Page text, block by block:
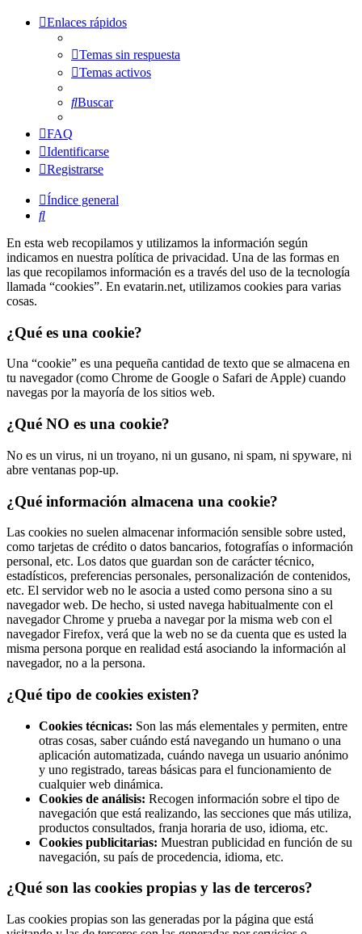
Enlaces rápidos
Temas sin respuesta
Temas activos
Buscar
FAQ
Identificarse
Registrarse
Índice general
Buscar
En esta web recopilamos y utilizamos la información según
indicamos en nuestra política de privacidad. Una de las formas en
las que recopilamos información es a través del uso de la tecnología
llamada “cookies”. En evatarin.net, utilizamos cookies para varias
cosas.
¿Qué es una cookie?
Una “cookie” es una pequeña cantidad de texto que se almacena en
tu navegador (como Chrome de Google o Safari de Apple) cuando
navegas por la mayoría de los sitios web.
¿Qué NO es una cookie?
No es un virus, ni un troyano, ni un gusano, ni spam, ni spyware, ni
abre ventanas pop-up.
¿Qué información almacena una cookie?
Las cookies no suelen almacenar información sensible sobre usted,
como tarjetas de crédito o datos bancarios, fotografías o información
personal, etc. Los datos que guardan son de carácter técnico,
estadísticos, preferencias personales, personalización de contenidos,
etc. El servidor web no le asocia a usted como persona sino a su
navegador web. De hecho, si usted navega habitualmente con el
navegador Chrome y prueba a navegar por la misma web con el
navegador Firefox, verá que la web no se da cuenta que es usted la
misma persona porque en realidad está asociando la información al
navegador, no a la persona.
¿Qué tipo de cookies existen?
Cookies técnicas: Son las más elementales y permiten, entre
otras cosas, saber cuándo está navegando un humano o una
aplicación automatizada, cuándo navega un usuario anónimo
y uno registrado, tareas básicas para el funcionamiento de
cualquier web dinámica.
Cookies de análisis: Recogen información sobre el tipo de
navegación que está realizando, las secciones que más utiliza,
productos consultados, franja horaria de uso, idioma, etc.
Cookies publicitarias: Muestran publicidad en función de su
navegación, su país de procedencia, idioma, etc.
¿Qué son las cookies propias y las de terceros?
Las cookies propias son las generadas por la página que está